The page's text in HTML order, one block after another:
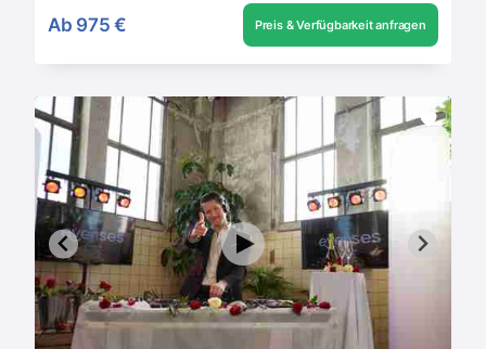
Ab 975 € Preis & Verfügbarkeit anfragen